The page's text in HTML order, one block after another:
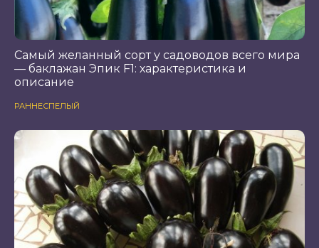
Самый желанный сорт у садоводов всего мира
— баклажан Эпик F1: характеристика и
описание
РАННЕСПЕЛЫЙ